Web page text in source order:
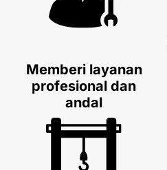
Memberi layanan
profesional dan
andal